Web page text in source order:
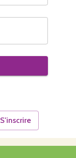
S'inscrire